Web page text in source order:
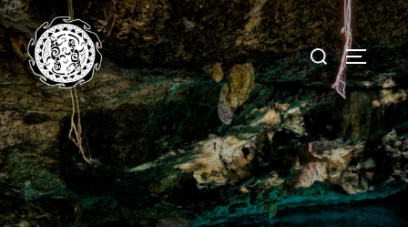
Skip
to
content
Search
for: